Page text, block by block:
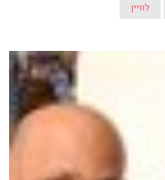
לוויין